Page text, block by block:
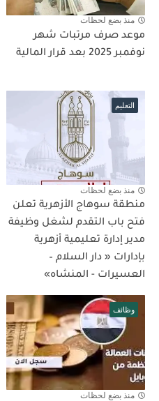
منذ بضع لحظات
موعد صرف مرتبات شهر
نوفمبر 2025 بعد قرار المالية
التعليم
منذ بضع لحظات
منطقة سوهاج الأزهرية تعلن
فتح باب التقدم لشغل وظيفة
مدير إدارة تعليمية أزهرية
بإدارات « دار السلام –
العسيرات - المنشاه»
وظائف
منذ بضع لحظات